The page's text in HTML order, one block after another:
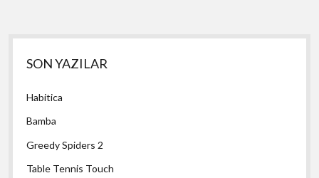
Yan
Menü
SON YAZILAR
Habitica
Bamba
Greedy Spiders 2
Table Tennis Touch